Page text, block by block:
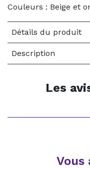
Couleurs : Beige et
Détails du produit
Description
Les
Vous